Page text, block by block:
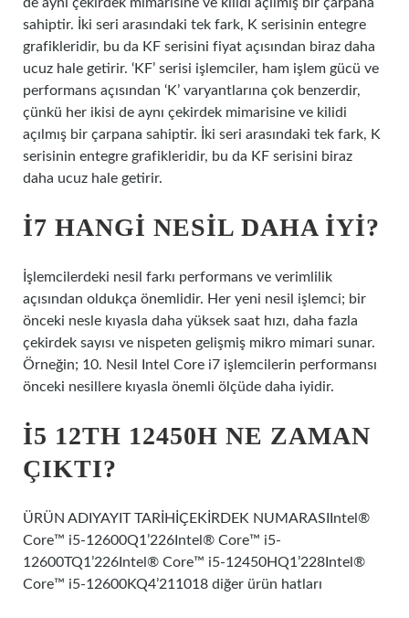
sahiptir. İki seri arasındaki tek fark, K serisinin entegre
grafikleridir, bu da KF serisini fiyat açısından biraz daha
ucuz hale getirir. ‘KF’ serisi işlemciler, ham işlem gücü ve
performans açısından ‘K’ varyantlarına çok benzerdir,
çünkü her ikisi de aynı çekirdek mimarisine ve kilidi
açılmış bir çarpana sahiptir. İki seri arasındaki tek fark, K
serisinin entegre grafikleridir, bu da KF serisini biraz
daha ucuz hale getirir.
İ7 HANGI NESIL DAHA IYI?
İşlemcilerdeki nesil farkı performans ve verimlilik
açısından oldukça önemlidir. Her yeni nesil işlemci; bir
önceki nesle kıyasla daha yüksek saat hızı, daha fazla
çekirdek sayısı ve nispeten gelişmiş mikro mimari sunar.
Örneğin; 10. Nesil Intel Core i7 işlemcilerin performansı
önceki nesillere kıyasla önemli ölçüde daha iyidir.
İ5 12TH 12450H NE ZAMAN
ÇIKTI?
ÜRÜN ADIYAYIT TARİHİÇEKİRDEK NUMARASIIntel®
Core™ i5-12600Q1’226Intel® Core™ i5-
12600TQ1’226Intel® Core™ i5-12450HQ1’228Intel®
Core™ i5-12600KQ4’211018 diğer ürün hatları